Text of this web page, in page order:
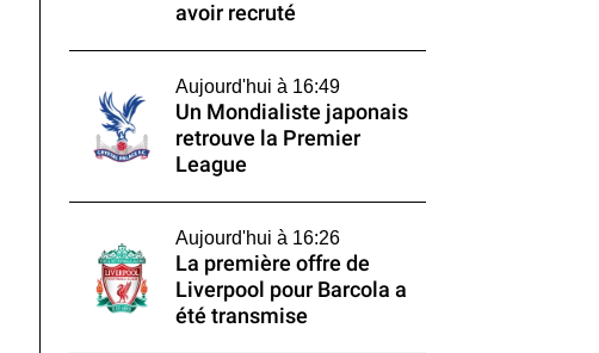
avoir recruté
Aujourd'hui à 16:49
Un Mondialiste japonais
retrouve la Premier
League
Aujourd'hui à 16:26
La première offre de
Liverpool pour Barcola a
été transmise